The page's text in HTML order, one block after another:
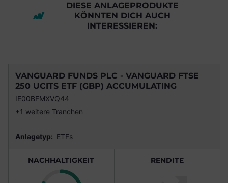
DIESE ANLAGEPRODUKTE
KÖNNTEN DICH AUCH
INTERESSIEREN:
VANGUARD FUNDS PLC - VANGUARD FTSE
250 UCITS ETF (GBP) ACCUMULATING
IE00BFMXVQ44
+1 weitere Tranchen
Anlagetyp: ETFs
NACHHALTIGKEIT RENDITE